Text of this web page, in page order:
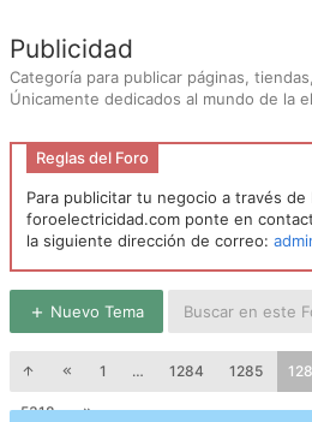
Publicidad
Categoría para publicar páginas,
Únicamente dedicados al mundo de la
Reglas del Foro
Para publicitar tu negocio a través de
foroelectricidad.com ponte en
la siguiente dirección de correo:
Nuevo Tema
1 … 1284 1285
5318